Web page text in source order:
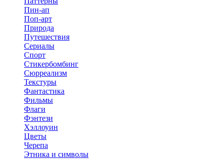
Пин-ап
Поп-арт
Природа
Путешествия
Сериалы
Спорт
Стикербомбинг
Сюрреализм
Текстуры
Фантастика
Фильмы
Флаги
Фэнтези
Хэллоуин
Цветы
Черепа
Этника и символы